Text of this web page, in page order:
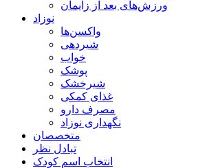
ورزش‌های بعد از زایمان
نوزاد
واکسن‌ها
شیردهی
خواب
پوشک
شیرخشک
غذای کمکی
مصرف دارو
نگهداری نوزاد
متخصصان
تبادل نظر
انتخاب اسم کودک